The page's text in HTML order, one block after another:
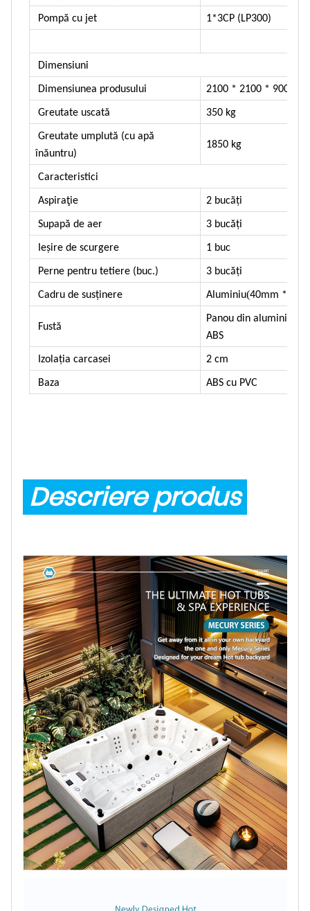
Pompă cu jet 1*3CP (LP300)
Dimensiuni
Dimensiunea produsului 2100 * 2100 * 900 mm
Greutate uscată 350 kg
Greutate umplută (cu apă
înăuntru)
1850 kg
Caracteristici
Aspiraţie 2 bucăți
Supapă de aer 3 bucăți
Ieșire de scurgere 1 buc
Perne pentru tetiere (buc.) 3 bucăți
Cadru de susținere Aluminiu(40mm *
Fustă
Panou din aluminiu
ABS
Izolația carcasei 2 cm
Baza ABS cu PVC
Descriere produs